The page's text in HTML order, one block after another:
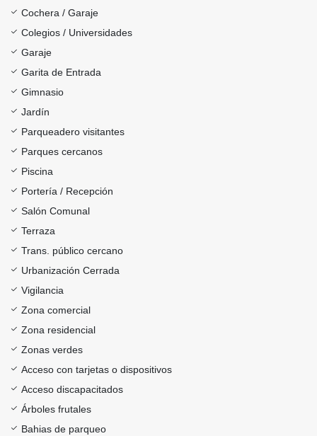
Cochera / Garaje
Colegios / Universidades
Garaje
Garita de Entrada
Gimnasio
Jardín
Parqueadero visitantes
Parques cercanos
Piscina
Portería / Recepción
Salón Comunal
Terraza
Trans. público cercano
Urbanización Cerrada
Vigilancia
Zona comercial
Zona residencial
Zonas verdes
Acceso con tarjetas o dispositivos
Acceso discapacitados
Árboles frutales
Bahias de parqueo